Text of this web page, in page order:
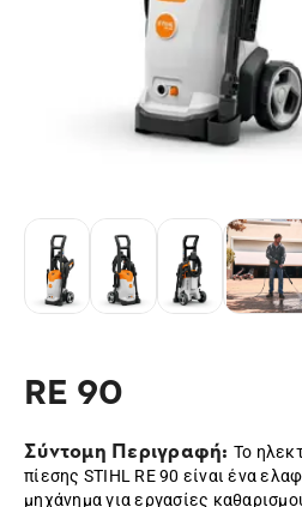
RE 90
Σύντομη Περιγραφή: Το
πίεσης STIHL RE 90 είναι ένα
μηχάνημα για εργασίες